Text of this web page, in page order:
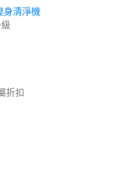
身清淨機
折扣